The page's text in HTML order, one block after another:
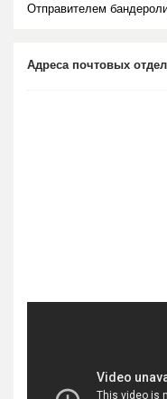
Отправителем
Адреса почтовых